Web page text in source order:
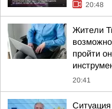
20:48
Жители
пройти
20:41